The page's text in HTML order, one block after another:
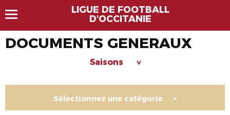
LIGUE DE FOOTBALL
D'OCCITANIE
DOCUMENTS GENERAUX
Saisons >
Sélectionnez une catégorie >